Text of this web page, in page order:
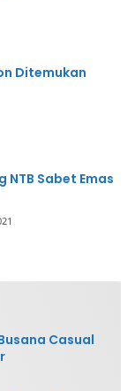
Ditemukan
NTB Sabet Emas
Casual